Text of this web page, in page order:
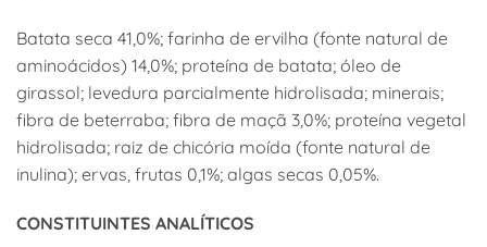
Batata seca 41,0%; farinha de ervilha (fonte natural de
aminoácidos) 14,0%; proteína de batata; óleo de
girassol; levedura parcialmente hidrolisada; minerais;
fibra de beterraba; fibra de maçã 3,0%; proteína vegetal
hidrolisada; raiz de chicória moída (fonte natural de
inulina); ervas, frutas 0,1%; algas secas 0,05%.
CONSTITUINTES ANALÍTICOS